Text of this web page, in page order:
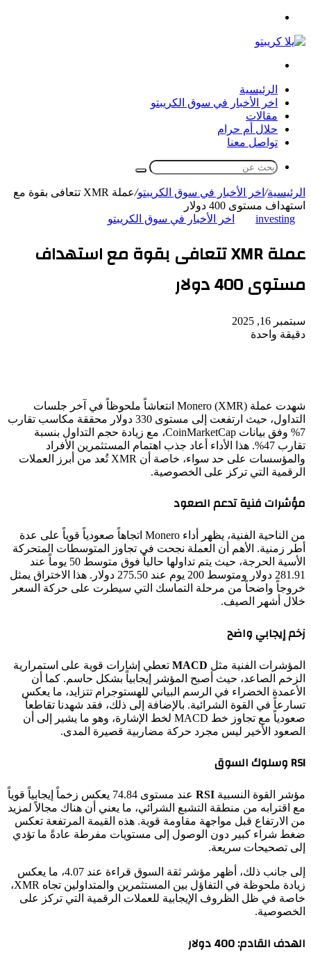
الرئيسية
اخر الأخبار في سوق الكريبتو
مقالات
حلال أم حرام
تواصل معنا
بحث
الرئيسية/ اخر الأخبار في سوق الكريبتو/
عملة XMR تتعافى بقوة مع
استهداف مستوى 400 دولار
investing
اخر الأخبار في سوق الكريبتو
عملة XMR تتعافى بقوة مع استهداف
مستوى 400 دولار
سبتمبر 16, 2025
دقيقة واحدة
شهدت عملة Monero (XMR) انتعاشاً ملحوظاً في آخر جلسات
التداول، حيث ارتفعت إلى مستوى 330 دولار محققة مكاسب تقارب
7% وفق بيانات CoinMarketCap، مع زيادة حجم التداول بنسبة
تقارب 47%. هذا الأداء أعاد جذب اهتمام المستثمرين الأفراد
والمؤسسات على حد سواء، خاصة أن XMR تُعد من أبرز العملات
الرقمية التي تركز على الخصوصية.
مؤشرات فنية تدعم الصعود
من الناحية الفنية، يظهر أداء Monero اتجاهاً صعودياً قوياً على عدة
أطر زمنية. الأهم أن العملة نجحت في تجاوز المتوسطات المتحركة
الأسية الحرجة، حيث يتم تداولها حالياً فوق متوسط 50 يوماً عند
281.91 دولار ومتوسط 200 يوم عند 275.50 دولار. هذا الاختراق يمثل
خروجاً واضحاً من مرحلة التماسك التي سيطرت على حركة السعر
خلال أشهر الصيف.
زخم إيجابي واضح
المؤشرات الفنية مثل MACD تعطي إشارات قوية على استمرارية
الزخم الصاعد، حيث أصبح المؤشر إيجابياً بشكل حاسم. كما أن
الأعمدة الخضراء في الرسم البياني للهستوجرام تتزايد، ما يعكس
تسارعاً في القوة الشرائية. بالإضافة إلى ذلك، فقد شهدنا تقاطعاً
صعودياً مع تجاوز خط MACD لخط الإشارة، وهو ما يشير إلى أن
الصعود الأخير ليس مجرد حركة مضاربية قصيرة المدى.
RSI وسلوك السوق
مؤشر القوة النسبية RSI
عند مستوى 74.84 يعكس زخماً إيجابياً قوياً
مع اقترابه من منطقة التشبع الشرائي، ما يعني أن هناك مجالاً لمزيد
من الارتفاع قبل مواجهة مقاومة قوية. هذه القيمة المرتفعة تعكس
ضغط شراء كبير دون الوصول إلى مستويات مفرطة عادةً ما تؤدي
إلى تصحيحات سريعة.
إلى جانب ذلك، أظهر مؤشر ثقة السوق قراءة عند 4.07، ما يعكس
زيادة ملحوظة في التفاؤل بين المستثمرين والمتداولين تجاه XMR،
خاصة في ظل الظروف الإيجابية للعملات الرقمية التي تركز على
الخصوصية.
الهدف القادم: 400 دولار